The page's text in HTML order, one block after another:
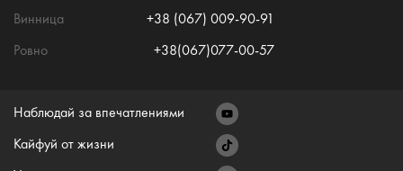
Винница
+38 (067) 009-90-91
Ровно
+38(067)077-00-57
Наблюдай за впечатлениями
Кайфуй от жизни